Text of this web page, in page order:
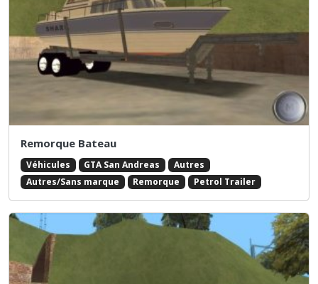
Remorque Bateau
Véhicules GTA San Andreas
Autres
Autres/Sans marque
Remorque Petrol Trailer